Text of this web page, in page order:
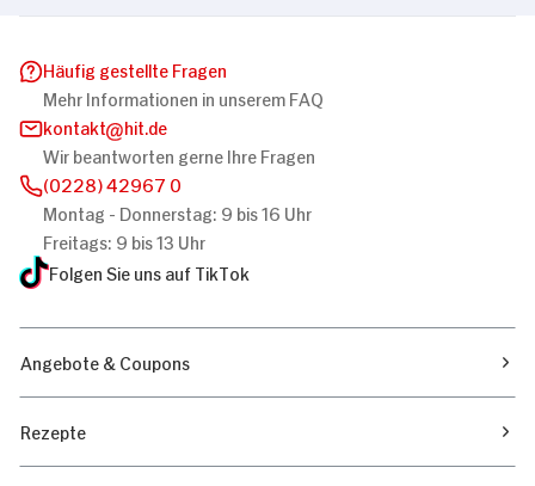
Häufig gestellte Fragen
Mehr Informationen in unserem FAQ
kontakt
hit.de
Wir beantworten gerne Ihre Fragen
(0228) 42967 0
Montag - Donnerstag: 9 bis 16 Uhr
Freitags: 9 bis 13 Uhr
Folgen Sie uns auf TikTok
Angebote & Coupons
Rezepte